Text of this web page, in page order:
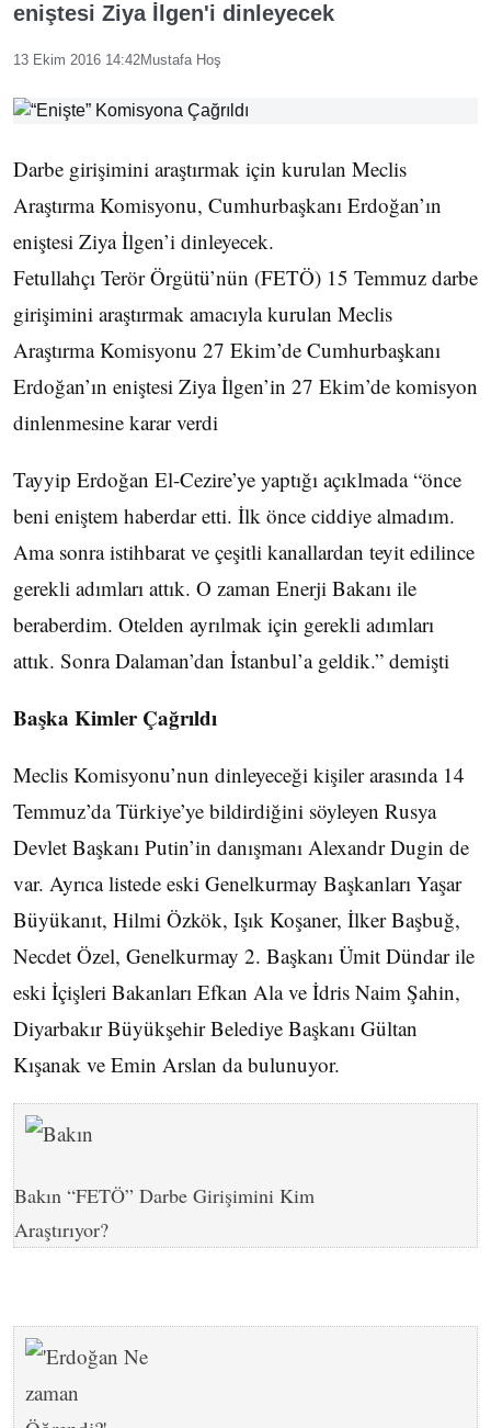
eniştesi Ziya İlgen'i dinleyecek
13 Ekim 2016 14:42Mustafa Hoş
Darbe girişimini araştırmak için kurulan Meclis
Araştırma Komisyonu, Cumhurbaşkanı Erdoğan’ın
eniştesi Ziya İlgen’i dinleyecek.
Fetullahçı Terör Örgütü’nün (FETÖ) 15 Temmuz darbe
girişimini araştırmak amacıyla kurulan Meclis
Araştırma Komisyonu 27 Ekim’de Cumhurbaşkanı
Erdoğan’ın eniştesi Ziya İlgen’in 27 Ekim’de komisyon
dinlenmesine karar verdi
Tayyip Erdoğan El-Cezire’ye yaptığı açıklmada “önce
beni eniştem haberdar etti. İlk önce ciddiye almadım.
Ama sonra istihbarat ve çeşitli kanallardan teyit edilince
gerekli adımları attık. O zaman Enerji Bakanı ile
beraberdim. Otelden ayrılmak için gerekli adımları
attık. Sonra Dalaman’dan İstanbul’a geldik.” demişti
Başka Kimler Çağrıldı
Meclis Komisyonu’nun dinleyeceği kişiler arasında 14
Temmuz’da Türkiye’ye bildirdiğini söyleyen Rusya
Devlet Başkanı Putin’in danışmanı Alexandr Dugin de
var. Ayrıca listede eski Genelkurmay Başkanları Yaşar
Büyükanıt, Hilmi Özkök, Işık Koşaner, İlker Başbuğ,
Necdet Özel, Genelkurmay 2. Başkanı Ümit Dündar ile
eski İçişleri Bakanları Efkan Ala ve İdris Naim Şahin,
Diyarbakır Büyükşehir Belediye Başkanı Gültan
Kışanak ve Emin Arslan da bulunuyor.
Bakın “FETÖ” Darbe Girişimini Kim
Araştırıyor?